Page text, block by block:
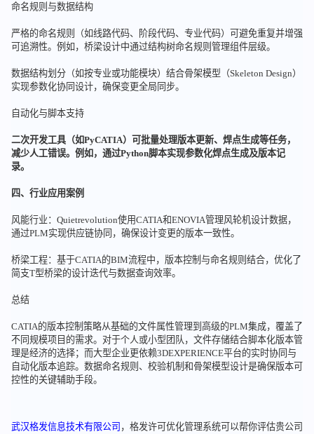
命名规则与数据结构
严格的命名规则（如线路代码、阶段代码、专业代码）可避免重复并增强
可追溯性。例如，桥梁设计中通过结构树命名规则管理组件层级。
数据结构划分（如按专业或功能模块）结合骨架模型（Skeleton Design）
实现参数化协同设计，确保变更全局同步。
自动化与脚本支持
二次开发工具（如PyCATIA）可批量处理版本更新、焊点生成等任务，
减少人工错误。例如，通过Python脚本实现参数化焊点生成及版本记
录。
四、行业应用案例
风能行业：Quietrevolution使用CATIA和ENOVIA管理风轮机设计数据，
通过PLM实现供应链协同，确保设计变更的版本一致性。
桥梁工程：基于CATIA的BIM流程中，版本控制与命名规则结合，优化了
简支T型桥梁的设计迭代与数据查询效率。
总结
CATIA的版本控制策略从基础的文件属性管理到高级的PLM集成，覆盖了
不同规模项目的需求。对于个人或小型团队，文件存储结合脚本化版本管
理是经济的选择；而大型企业更依赖3DEXPERIENCE平台的实时协同与
自动化版本追踪。数据命名规则、校验机制和骨架模型设计是确保版本可
控性的关键辅助手段。
武汉格发信息技术有限公司 ，格发许可优化管理系统可以帮你评估贵公司